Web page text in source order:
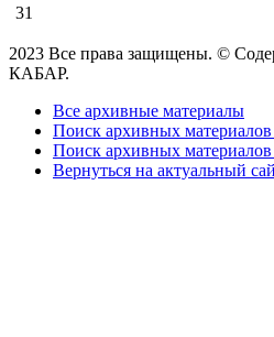
31
2023 Все права защищены. ©
КАБАР.
Все архивные материалы
Поиск архивных
Поиск архивных материалов
Вернуться на актуальный